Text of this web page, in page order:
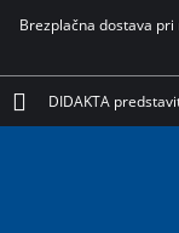
Brezplačna dostava pri
DIDAKTA